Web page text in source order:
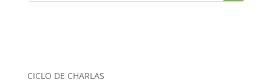
CICLO DE CHARLAS